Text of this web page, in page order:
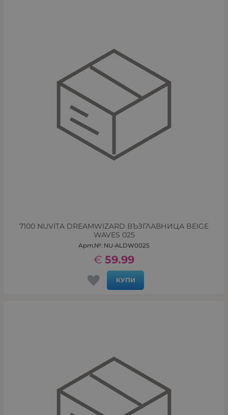
7100 NUVITA DREAMWIZARD ВЪЗГЛАВНИЦА BEIGE
WAVES 025
Арт.№: NU-ALDW0025
59.99
€
КУПИ